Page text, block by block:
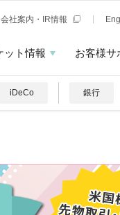
会社案内・IR情報
ット情報 お客様サ
iDeCo 銀行